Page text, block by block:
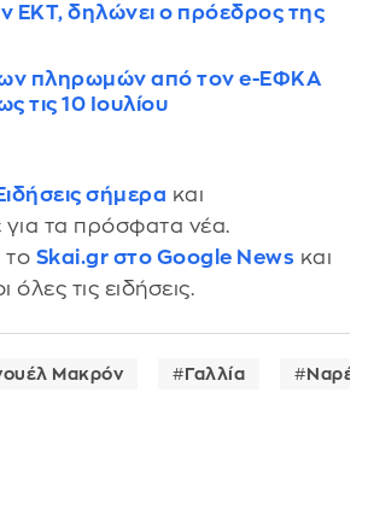
ΕΚΤ, δηλώνει ο πρόεδρος της
πληρωμών από τον e-ΕΦΚΑ
τις 10 Ιουλίου
σήμερα και
για τα πρόσφατα νέα.
το Skai.gr στο Google News και
όλες τις ειδήσεις.
Μακρόν Γαλλία